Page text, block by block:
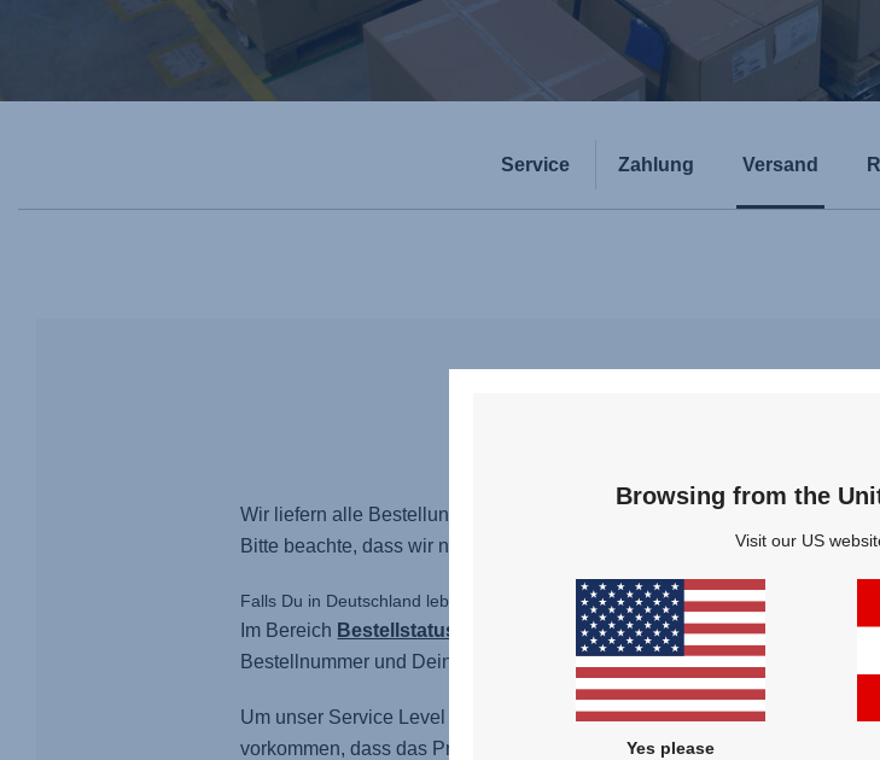
Service Zahlung Versand
Wir liefern alle Bestellungen in unserem österreichischen Shop
Bitte beachte, dass wir nur innerhalb Österreichs versenden.
Falls Du in Deutschland lebst, kannst Du ganz bequem über unseren deutschen
Im Bereich Bestellstatus
kannst du jederzeit den Status Deiner
Bestellnummer und Deine Email Adresse.
Um unser Service Level so hoch wie möglich zu halten, können wir leider
vorkommen, dass das Produkt Ihrer Wahl ausverkauft ist, im Normalfall
Browsing from the
Visit our US
Yes please